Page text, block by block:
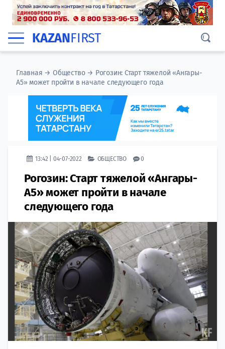
KAZANFIRST
Главная →Общество→ Рогозин: Старт тяжелой «Ангары-
А5» может пройти в начале следующего года
13:42 | 04-07-2022 ОБЩЕСТВО 0
Рогозин: Старт тяжелой «Ангары-
А5» может пройти в начале
следующего года